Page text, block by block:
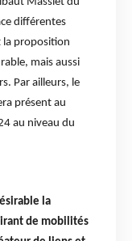
différentes
la proposition
mais aussi
Par ailleurs, le
présent au
au niveau du
la
de mobilités